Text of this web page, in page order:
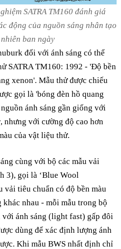
SATRA TM160 đánh giá
động của nguồn sáng nhân tạo
ban ngày
đối với ánh sáng có thể
SATRA TM160: 1992 - 'Độ bền
xenon'. Mẫu thử được chiếu
gọi là 'bóng đèn hồ quang
ánh sáng gần giống với
nhưng với cường độ cao hơn
của vật liệu thử.
cùng với bộ các mẫu vải
3), gọi là ‘Blue Wool
vải tiêu chuẩn có độ bền màu
nhau - mỗi mẫu trong bộ
với ánh sáng (light fast) gấp đôi
dùng để xác định lượng ánh
Khi mẫu BWS nhất định chỉ